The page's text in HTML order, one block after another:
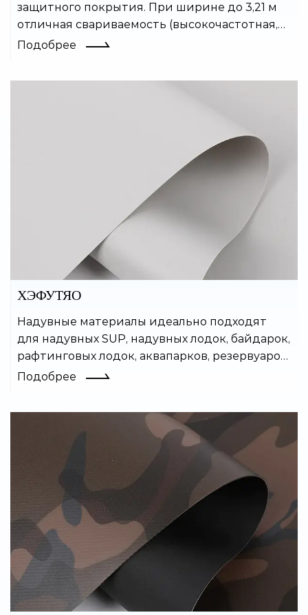
защитного покрытия. При ширине до 3,21 м
отличная свариваемость (высокочастотная,
горячим воздухом и т. д.), высокая прочность
Подобрее
ХЭФУТЯО
Надувные материалы идеально подходят
для надувных SUP, надувных лодок, байдарок,
рафтинговых лодок, аквапарков, резервуаров
для воды и многих других надувных изделий.
воздухонепроницаемостью.Product details
Подобрее